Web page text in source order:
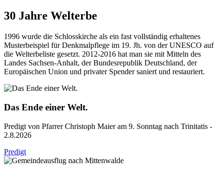
30 Jahre Welterbe
1996 wurde die Schlosskirche als ein fast vollständig erhaltenes
Musterbeispiel für Denkmalpflege im 19. Jh. von der UNESCO auf
die Welterbeliste gesetzt. 2012-2016 hat man sie mit Mitteln des
Landes Sachsen-Anhalt, der Bundesrepublik Deutschland, der
Europäischen Union und privater Spender saniert und restauriert.
Das Ende einer Welt.
Predigt von Pfarrer Christoph Maier am 9. Sonntag nach Trinitatis -
2.8.2026
Predigt